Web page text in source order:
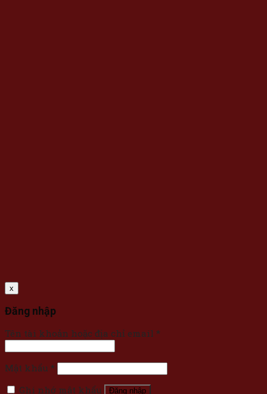
x
Đăng nhập
Tên tài khoản hoặc địa chỉ email *
Mật khẩu *
Ghi nhớ mật khẩu
Đăng nhập